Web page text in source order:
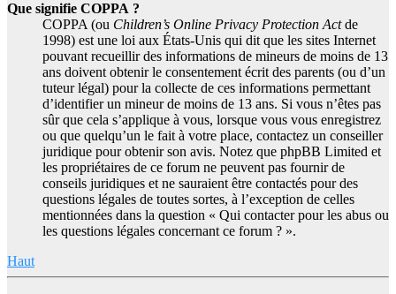
Que signifie COPPA ?
COPPA (ou Children’s Online Privacy Protection Actde
1998) est une loi aux États-Unis qui dit que les sites Internet
pouvant recueillir des informations de mineurs de moins de 13
ans doivent obtenir le consentement écrit des parents (ou d’un
tuteur légal) pour la collecte de ces informations permettant
d’identifier un mineur de moins de 13 ans. Si vous n’êtes pas
sûr que cela s’applique à vous, lorsque vous vous enregistrez
ou que quelqu’un le fait à votre place, contactez un conseiller
juridique pour obtenir son avis. Notez que phpBB Limited et
les propriétaires de ce forum ne peuvent pas fournir de
conseils juridiques et ne sauraient être contactés pour des
questions légales de toutes sortes, à l’exception de celles
mentionnées dans la question « Qui contacter pour les abus ou
les questions légales concernant ce forum ? ».
Haut